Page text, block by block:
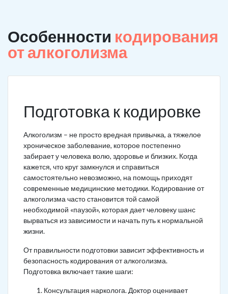
Особенности кодирования
от алкоголизма
Подготовка к кодировке
Алкоголизм – не просто вредная привычка, а тяжелое
хроническое заболевание, которое постепенно
забирает у человека волю, здоровье и близких. Когда
кажется, что круг замкнулся и справиться
самостоятельно невозможно, на помощь приходят
современные медицинские методики. Кодирование от
алкоголизма часто становится той самой
необходимой «паузой», которая дает человеку шанс
вырваться из зависимости и начать путь к нормальной
жизни.
От правильности подготовки зависит эффективность и
безопасность кодирования от алкоголизма.
Подготовка включает такие шаги:
Консультация нарколога. Доктор оценивает